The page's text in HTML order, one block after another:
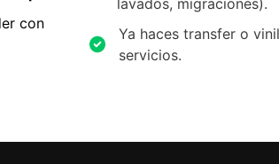
con
Ya haces transfer o
servicios.